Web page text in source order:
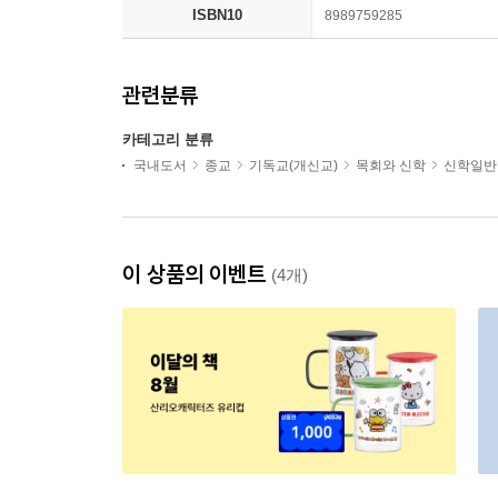
ISBN10 8989759285
관련분류
카테고리 분류
국내도서 종교 기독교(개신교) 목회와 신학 신학일반
이 상품의 이벤트 (4개)